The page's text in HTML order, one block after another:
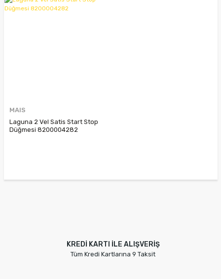
MAIS
Laguna 2 Vel Satis Start Stop
Düğmesi 8200004282
KREDİ KARTI İLE ALIŞVERİŞ
Tüm Kredi Kartlarına 9 Taksit